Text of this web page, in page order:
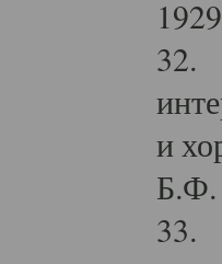
32.
и
Б.Ф.
33.